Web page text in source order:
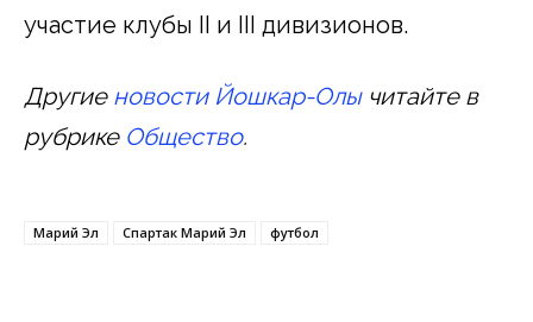
участие клубы II и III дивизионов.
Другие новости Йошкар-Олычитайте в
рубрике Общество.
Марий Эл Спартак Марий Эл футбол